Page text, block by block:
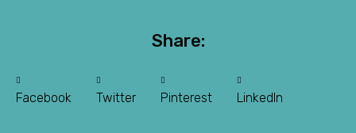
Share:
Facebook Twitter Pinterest LinkedIn